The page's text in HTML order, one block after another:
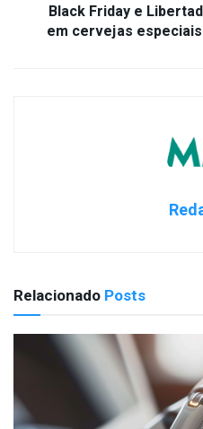
Black Friday e
em cervejas
Relacionado Posts